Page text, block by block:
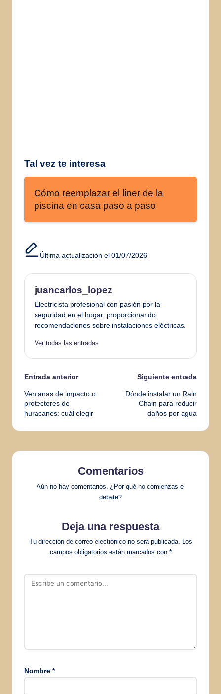
Tal vez te interesa
Cómo reemplazar el liner de la
piscina en casa paso a paso
Última actualización el 01/07/2026
juancarlos_lopez
Electricista profesional con pasión por la
seguridad en el hogar, proporcionando
recomendaciones sobre instalaciones eléctricas.
Ver todas las entradas
Navegación
de
entradas
Entrada anterior
Ventanas de impacto o
protectores de
huracanes: cuál elegir
Siguiente entrada
Dónde instalar un Rain
Chain para reducir
daños por agua
Comentarios
Aún no hay comentarios. ¿Por qué no comienzas el
debate?
Deja una respuesta
Tu dirección de correo electrónico no será publicada. Los
campos obligatorios están marcados con *
Nombre *